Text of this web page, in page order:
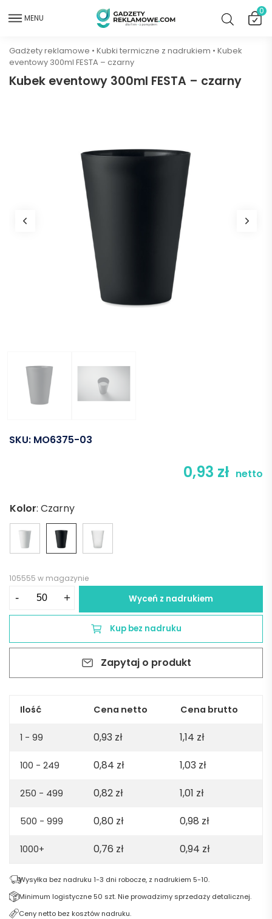
MENU
0
Gadżety reklamowe • Kubki termiczne z nadrukiem • Kubek
eventowy 300ml FESTA – czarny
Kubek eventowy 300ml FESTA – czarny
SKU: MO6375-03
0,93 zł netto
Kolor: Czarny
105555 w magazynie
-
FESTA
czarny
+ Wyceń z nadrukiem
Kup bez nadruku
Zapytaj o produkt
Ilość Cena netto Cena brutto
1 - 99 0,93 zł 1,14 zł
100 - 249 0,84 zł 1,03 zł
250 - 499 0,82 zł 1,01 zł
500 - 999 0,80 zł 0,98 zł
1000+ 0,76 zł 0,94 zł
Wysyłka bez nadruku 1-3 dni robocze, z nadrukiem 5-10.
Minimum logistyczne 50 szt. Nie prowadzimy sprzedaży detalicznej.
Ceny netto bez kosztów nadruku.